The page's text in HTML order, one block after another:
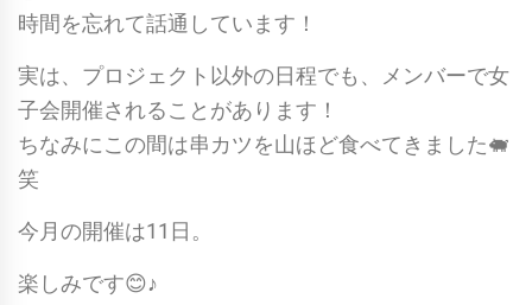
時間を忘れて話通しています！
実は、プロジェクト以外の日程でも、メンバーで女
子会開催されることがあります！
ちなみにこの間は串カツを山ほど食べてきました🐖
笑
今月の開催は11日。
楽しみです😊♪